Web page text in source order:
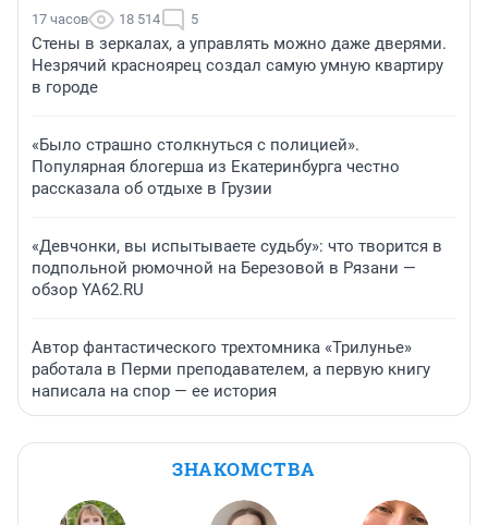
17 часов 18 514 5
Стены в зеркалах, а управлять можно даже дверями.
Незрячий красноярец создал самую умную квартиру
в городе
«Было страшно столкнуться с полицией».
Популярная блогерша из Екатеринбурга честно
рассказала об отдыхе в Грузии
«Девчонки, вы испытываете судьбу»: что творится в
подпольной рюмочной на Березовой в Рязани —
обзор YA62.RU
Автор фантастического трехтомника «Трилунье»
работала в Перми преподавателем, а первую книгу
написала на спор — ее история
ЗНАКОМСТВА